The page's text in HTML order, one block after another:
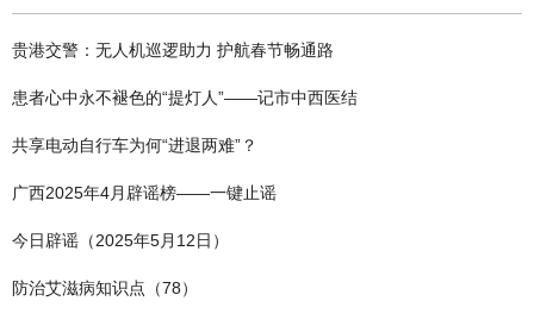
贵港交警：无人机巡逻助力 护航春节畅通路
患者心中永不褪色的“提灯人”——记市中西医结
共享电动自行车为何“进退两难”？
广西2025年4月辟谣榜——一键止谣
今日辟谣（2025年5月12日）
防治艾滋病知识点（78）